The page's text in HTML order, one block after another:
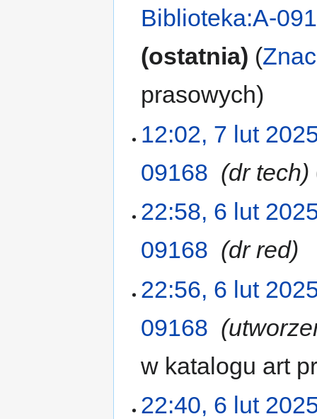
Biblioteka:A-
ostatnia
prasowych
12:02, 7 lut
09168
dr tech
22:58, 6 lut
09168
dr red
22:56, 6 lut
09168
w katalogu art
22:40, 6 lut